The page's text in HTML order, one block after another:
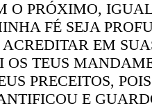
O PRÓXIMO,
FÉ SEJA
EM
OS TEUS
PRECEITOS,
E